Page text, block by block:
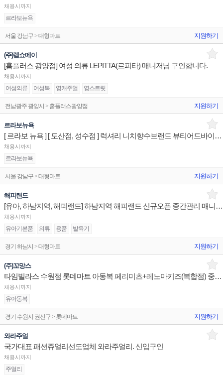
채용시까지
르라보뉴욕
서울 강남구 > 대형마트 지원하기
(주)렙쇼메이
[홈플러스 광양점] 여성 의류 LEPITTA(르피타) 매니저님 구인합니다.
채용시까지
여성의류 여성복 영캐주얼 영스트릿
전남광주 광양시 > 홈플러스광양점 지원하기
르라보뉴욕
[ 르라보 뉴욕 ] [ 도산점, 성수점 ] 럭셔리 니치향수브랜드 뷰티어드바이저 매장판매사원
채용시까지
르라보뉴욕
서울 강남구 > 대형마트 지원하기
해피랜드
[유아, 하남지역, 해피랜드] 하남지역 해피랜드 신규오픈 중간관리 매니저 구인
채용시까지
유아기본품 의류 용품 발육기
경기 하남시 > 대형마트 지원하기
(주)꼬망스
타임빌라스 수원점 롯데마트 아동복 페리미츠+레노마키즈(복합점) 중간관리 구인합니다!!
채용시까지
유아동복
경기 수원시 권선구 > 롯데마트 지원하기
와라주얼
국가대표 패션쥬얼리선도업체 와라주얼리. 신입구인
채용시까지
주얼리